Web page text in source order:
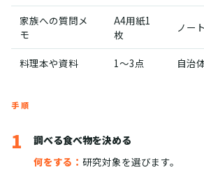
家族への質問メ
モ
A4用紙1
枚
ノー
料理本や資料 1〜3点 自治
手順
1
調べる食べ物を決める
何をする： 研究対象を選びます。